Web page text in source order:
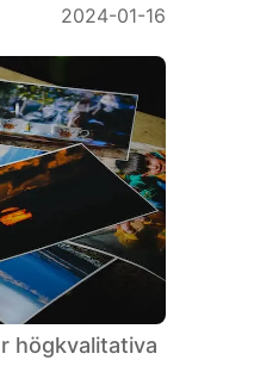
2024-01-16
högkvalitativa